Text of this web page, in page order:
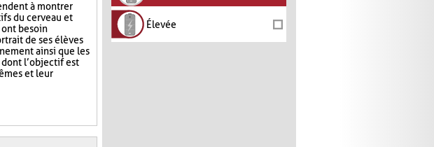
Élevée
à montrer
du cerveau et
ont besoin
de ses élèves
ainsi que les
l’objectif est
et leur